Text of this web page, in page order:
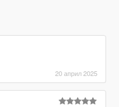
20 април 2025